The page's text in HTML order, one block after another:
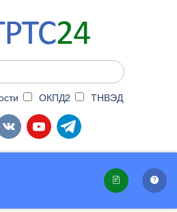
ОКПД2 ТНВЭД